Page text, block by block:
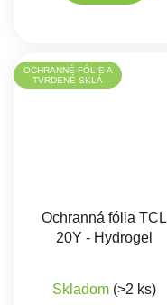
OCHRANNÉ FÓLIE A
TVRDENÉ SKLÁ
Ochranná fólia TCL
20Y - Hydrogel
Skladom (>2 ks)